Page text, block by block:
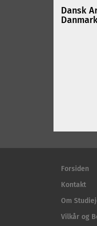
Dansk
Forsiden
Kontakt
Om
Vilkår og